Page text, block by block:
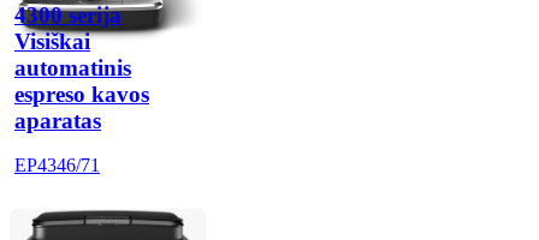
4300 serija
Visiškai
automatinis
espreso kavos
aparatas
EP4346/71